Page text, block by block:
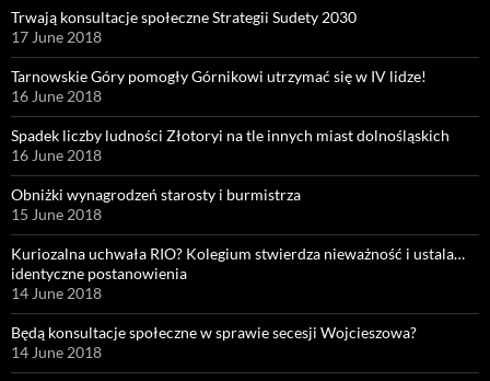
Trwają konsultacje społeczne Strategii Sudety 2030
17 June 2018
Tarnowskie Góry pomogły Górnikowi utrzymać się w IV lidze!
16 June 2018
Spadek liczby ludności Złotoryi na tle innych miast dolnośląskich
16 June 2018
Obniżki wynagrodzeń starosty i burmistrza
15 June 2018
Kuriozalna uchwała RIO? Kolegium stwierdza nieważność i ustala…
identyczne postanowienia
14 June 2018
Będą konsultacje społeczne w sprawie secesji Wojcieszowa?
14 June 2018